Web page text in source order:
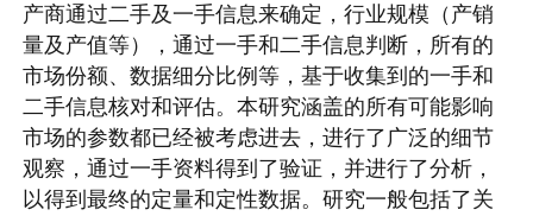
产商通过二手及一手信息来确定，行业规模（产销
量及产值等），通过一手和二手信息判断，所有的
市场份额、数据细分比例等，基于收集到的一手和
二手信息核对和评估。本研究涵盖的所有可能影响
市场的参数都已经被考虑进去，进行了广泛的细节
观察，通过一手资料得到了验证，并进行了分析，
以得到最终的定量和定性数据。研究一般包括了关